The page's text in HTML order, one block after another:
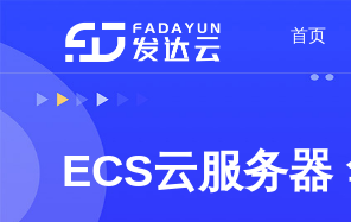
首页
ECS云服务器